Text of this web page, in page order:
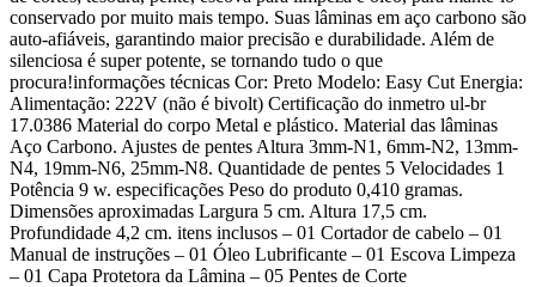
conservado por muito mais tempo. Suas lâminas em aço carbono são
auto-afiáveis, garantindo maior precisão e durabilidade. Além de
silenciosa é super potente, se tornando tudo o que
procura!informações técnicas Cor: Preto Modelo: Easy Cut Energia:
Alimentação: 222V (não é bivolt) Certificação do inmetro ul-br
17.0386 Material do corpo Metal e plástico. Material das lâminas
Aço Carbono. Ajustes de pentes Altura 3mm-N1, 6mm-N2, 13mm-
N4, 19mm-N6, 25mm-N8. Quantidade de pentes 5 Velocidades 1
Potência 9 w. especificações Peso do produto 0,410 gramas.
Dimensões aproximadas Largura 5 cm. Altura 17,5 cm.
Profundidade 4,2 cm. itens inclusos – 01 Cortador de cabelo – 01
Manual de instruções – 01 Óleo Lubrificante – 01 Escova Limpeza
– 01 Capa Protetora da Lâmina – 05 Pentes de Corte